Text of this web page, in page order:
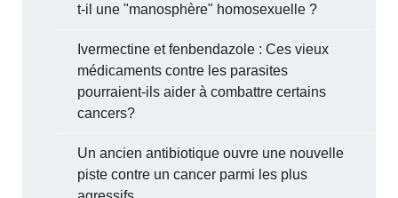
t-il une "manosphère" homosexuelle ?
Ivermectine et fenbendazole : Ces vieux
médicaments contre les parasites
pourraient-ils aider à combattre certains
cancers?
Un ancien antibiotique ouvre une nouvelle
piste contre un cancer parmi les plus